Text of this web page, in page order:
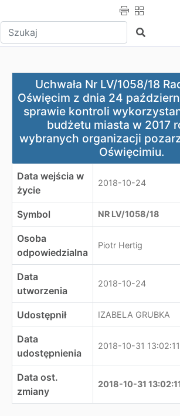
Wpisz tekst do wyszukania Szukaj
Uchwała Nr LV/1058/18 Rady
Uchwała Nr LV/1058/18
Oświęcim z dnia 24
sprawie kontroli
budżetu miasta w 2017
wybranych organizacji
Oświęcimiu.
Data wejścia w
życie
2018-10-24
Symbol NR LV/1058/18
Osoba
odpowiedzialna
Piotr Hertig
Data
utworzenia
2018-10-24
Udostępnił IZABELA GRUBKA
Data
udostępnienia
2018-10-31 13:02:11
Data ost.
zmiany
2018-10-31